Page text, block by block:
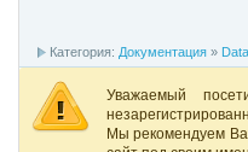
Категория: Документация »
Уважаемый
Мы рекомендуем